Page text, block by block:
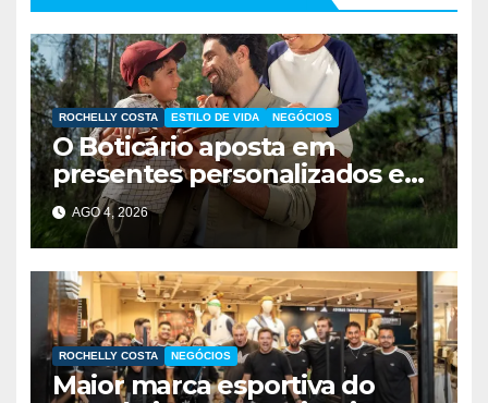
ROCHELLY COSTA ESTILO DE VIDA NEGÓCIOS
O Boticário aposta em
presentes personalizados e
descontos para conquistar
consumidores no Dia dos Pais
AGO 4, 2026
ROCHELLY COSTA NEGÓCIOS
Maior marca esportiva do